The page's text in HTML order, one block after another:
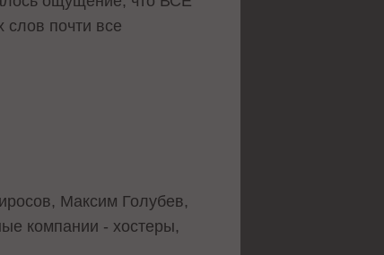
слов почти все
Максим Голубев,
компании - хостеры,